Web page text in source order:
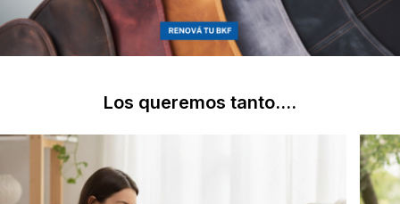
Los queremos tanto....